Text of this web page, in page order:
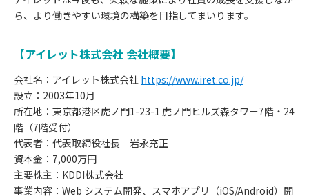
ら、より働きやすい環境の構築を目指してまいります。
【アイレット株式会社 会社概要】
会社名：アイレット株式会社 https://www.iret.co.jp/
設立：2003年10月
所在地：東京都港区虎ノ門1-23-1 虎ノ門ヒルズ森タワー7階・24
階（7階受付）
代表者：代表取締役社長 岩永充正
資本金：7,000万円
主要株主：KDDI株式会社
事業内容：Web システム開発、スマホアプリ（iOS/Android）開